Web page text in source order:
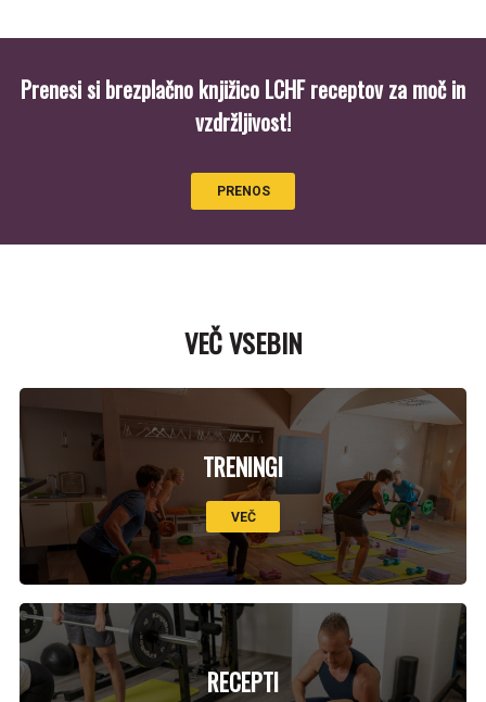
Prenesi si brezplačno knjižico LCHF receptov za moč in
vzdržljivost!
PRENOS
VEČ VSEBIN
TRENINGI
VEČ
RECEPTI